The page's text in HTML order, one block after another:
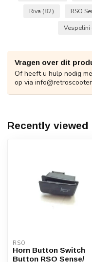
Riva (82) RSO
Vespelini
Vragen over dit
Of heeft u hulp nodig
op via
Recently viewed
RSO
Horn Button Switch
Button RSO Sense/